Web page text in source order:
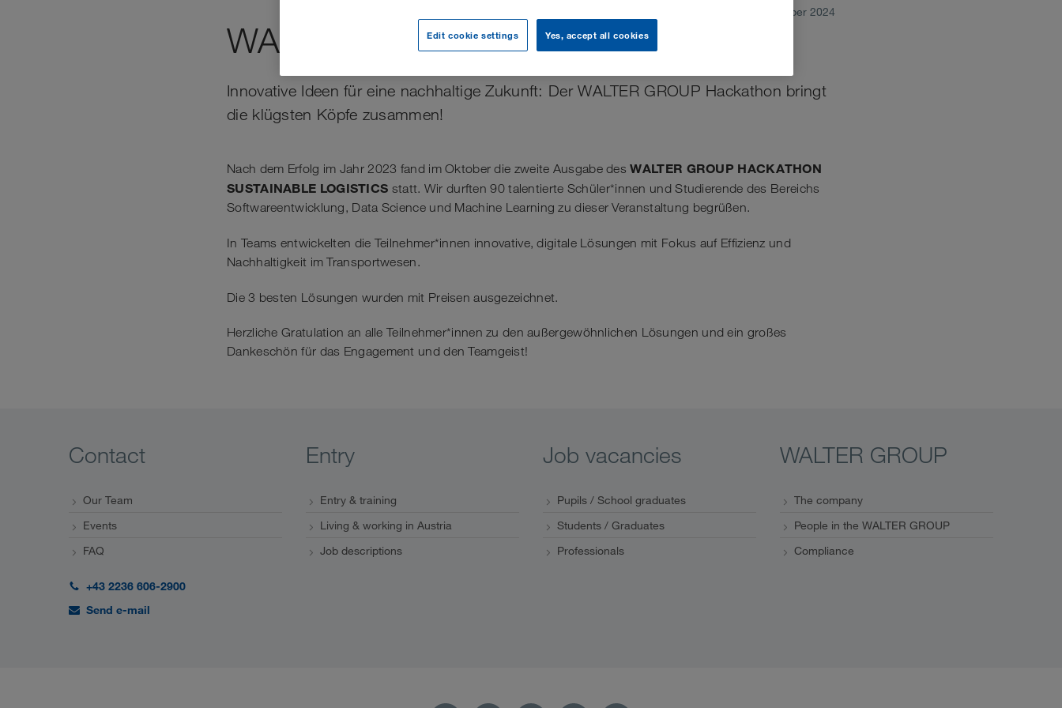
November 2024
WALTER GROUP Hackathon 2024
Innovative Ideen für eine nachhaltige Zukunft: Der WALTER GROUP Hackathon bringt
die klügsten Köpfe zusammen!
Nach dem Erfolg im Jahr 2023 fand im Oktober die zweite Ausgabe desWALTER GROUP HACKATHON
SUSTAINABLE LOGISTICS statt. Wir durften 90 talentierte Schüler*innen und Studierende des Bereichs
Softwareentwicklung, Data Science und Machine Learning zu dieser Veranstaltung begrüßen.
In Teams entwickelten die Teilnehmer*innen innovative, digitale Lösungen mit Fokus auf Effizienz und
Nachhaltigkeit im Transportwesen.
Die 3 besten Lösungen wurden mit Preisen ausgezeichnet.
Herzliche Gratulation an alle Teilnehmer*innen zu den außergewöhnlichen Lösungen und ein großes
Dankeschön für das Engagement und den Teamgeist!
Contact
Our Team
Events
FAQ
+43 2236 606-2900
Send e-mail
Entry
Entry & training
Living & working in Austria
Job descriptions
Job vacancies
Pupils / School graduates
Students / Graduates
Professionals
WALTER GROUP
The company
People in the WALTER GROUP
Compliance
Edit cookie settings Yes, accept all cookies